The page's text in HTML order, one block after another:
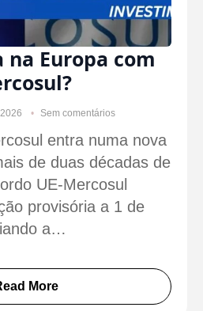
na Europa com
Sem comentários
entra numa nova
de duas décadas de
UE-Mercosul
provisória a 1 de
a…
More